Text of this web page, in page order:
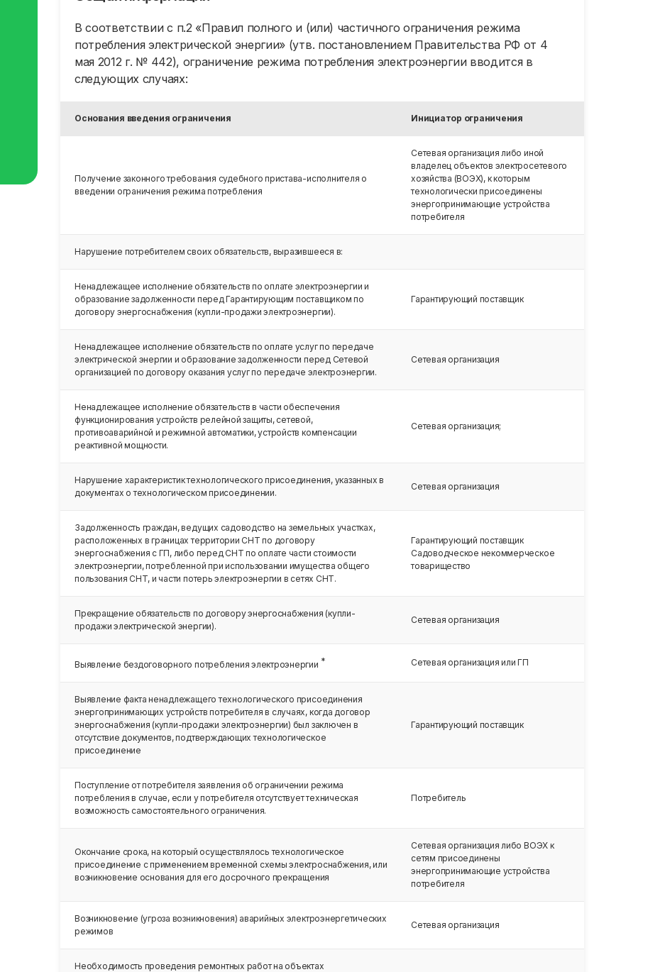
зоны деятельности
Почасовые объемы продажи
электрической энергии (мощности),
произведенной на генерирующих
возобновляемых источников
Информация, подлежащая
раскрытию (архив)
В соответствии с п.2 «Правил полного и (или) частичного ограничения режима
потребления электрической энергии» (утв. постановлением Правительства РФ от 4
мая 2012 г. № 442), ограничение режима потребления электроэнергии вводится в
следующих случаях:
Основания введения ограничения Инициатор ограничения
Получение законного требования судебного пристава-исполнителя о
введении ограничения режима потребления
Сетевая организация либо иной
владелец объектов электросетевого
хозяйства (ВОЭХ), к которым
технологически присоединены
энергопринимающие устройства
потребителя
Нарушение потребителем своих обязательств, выразившееся в:
Ненадлежащее исполнение обязательств по оплате электроэнергии и
образование задолженности перед Гарантирующим поставщиком по
договору энергоснабжения (купли-продажи электроэнергии).
Гарантирующий поставщик
Ненадлежащее исполнение обязательств по оплате услуг по передаче
электрической энергии и образование задолженности перед Сетевой
организацией по договору оказания услуг по передаче электроэнергии.
Сетевая организация
Ненадлежащее исполнение обязательств в части обеспечения
функционирования устройств релейной защиты, сетевой,
противоаварийной и режимной автоматики, устройств компенсации
реактивной мощности.
Сетевая организация;
Нарушение характеристик технологического присоединения, указанных в
документах о технологическом присоединении.
Сетевая организация
Задолженность граждан, ведущих садоводство на земельных участках,
расположенных в границах территории СНТ по договору
энергоснабжения с ГП, либо перед СНТ по оплате части стоимости
электроэнергии, потребленной при использовании имущества общего
пользования СНТ, и части потерь электроэнергии в сетях СНТ.
Гарантирующий поставщик
Садоводческое некоммерческое
товарищество
Прекращение обязательств по договору энергоснабжения (купли-
продажи электрической энергии).
Сетевая организация
Выявление бездоговорного потребления электроэнергии * Сетевая организация или ГП
Выявление факта ненадлежащего технологического присоединения
энергопринимающих устройств потребителя в случаях, когда договор
энергоснабжения (купли-продажи электроэнергии) был заключен в
отсутствие документов, подтверждающих технологическое
присоединение
Гарантирующий поставщик
Поступление от потребителя заявления об ограничении режима
потребления в случае, если у потребителя отсутствует техническая
возможность самостоятельного ограничения.
Потребитель
Окончание срока, на который осуществлялось технологическое
присоединение с применением временной схемы электроснабжения, или
возникновение основания для его досрочного прекращения
Сетевая организация либо ВОЭХ к
сетям присоединены
энергопринимающие устройства
потребителя
Возникновение (угроза возникновения) аварийных электроэнергетических
режимов
Сетевая организация
Необходимость проведения ремонтных работ на объектах